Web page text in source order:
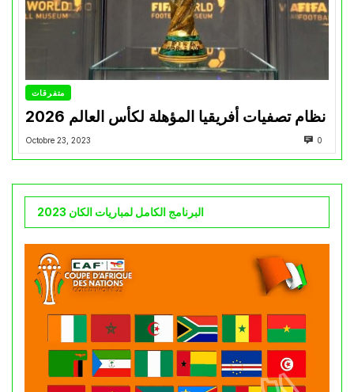
متفرقات
نظام تصفيات أفريقيا المؤهلة لكأس العالم 2026
Octobre 23, 2023 0
البرنامج الكامل لمباريات الكان 2023